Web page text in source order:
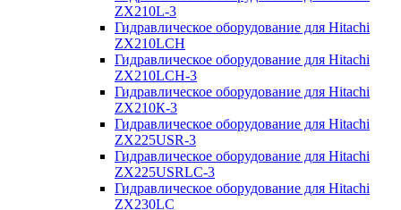
ZX210L-3
Гидравлическое оборудование для Hitachi
ZX210LCH
Гидравлическое оборудование для Hitachi
ZX210LCH-3
Гидравлическое оборудование для Hitachi
ZX210К-3
Гидравлическое оборудование для Hitachi
ZX225USR-3
Гидравлическое оборудование для Hitachi
ZX225USRLC-3
Гидравлическое оборудование для Hitachi
ZX230LC